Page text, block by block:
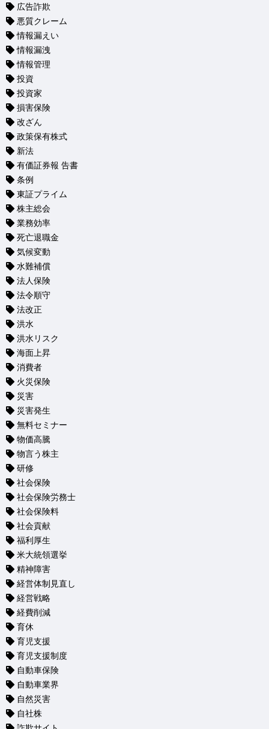
広告詐欺
悪質クレーム
情報漏えい
情報漏洩
情報管理
投資
投資家
損害保険
改ざん
政策保有株式
新法
有価証券報 告書
条例
東証プライム
株主総会
業務効率
死亡退職金
気候変動
水難補償
法人保険
法令順守
法改正
洪水
洪水リスク
海面上昇
消費者
火災保険
災害
災害発生
無料セミナー
物価高騰
物言う株主
研修
社会保険
社会保険労務士
社会保険料
社会貢献
福利厚生
米大統領選挙
精神障害
経営体制見直し
経営戦略
経費削減
育休
育児支援
育児支援制度
自動車保険
自動車業界
自然災害
自社株